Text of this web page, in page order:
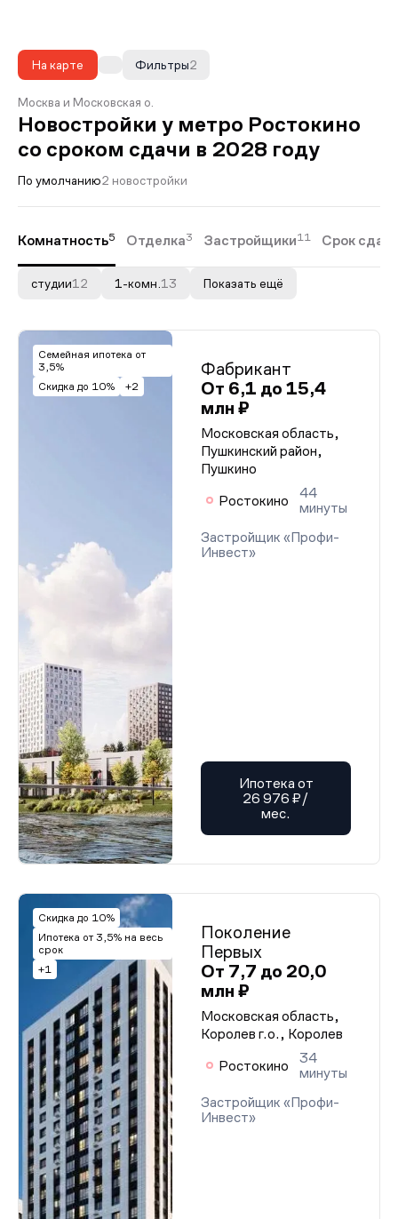
На карте 2
Фильтры
Москва и Московская о.
Новостройки у метро Ростокино
со сроком сдачи в 2028 году
По умолчанию2 новостройки
Комнатность5 Отделка3 Застройщики11 Срок
студии12 1-комн. 13 Показать ещё
Семейная ипотека от
3,5%
Скидка до 10%
+2
Фабрикант
От 6,1 до 15,4
млн ₽
Московская область,
Пушкинский район,
Пушкино
Ростокино
44
минуты
Застройщик «Профи-
Инвест»
Ипотека от
26 976 ₽/
мес.
Скидка до 10%
Ипотека от 3,5% на весь
срок
+1
Поколение
Первых
От 7,7 до 20,0
млн ₽
Московская область,
Королев г.о., Королев
Ростокино
34
минуты
Застройщик «Профи-
Инвест»